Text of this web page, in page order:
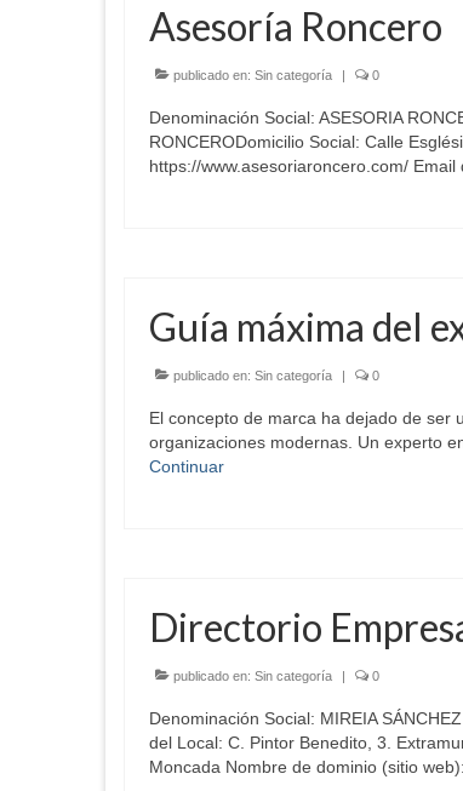
Asesoría Roncero
publicado en: Sin categoría | 0
Denominación Social: ASESORIA
RONCERODomicilio Social: Calle
https://www.asesoriaroncero.com/
Guía máxima del
publicado en: Sin categoría | 0
El concepto de marca ha dejado de ser
organizaciones modernas. Un experto
Continuar
Directorio
publicado en: Sin categoría | 0
Denominación Social: MIREIA
del Local: C. Pintor Benedito, 3.
Moncada Nombre de dominio (sitio